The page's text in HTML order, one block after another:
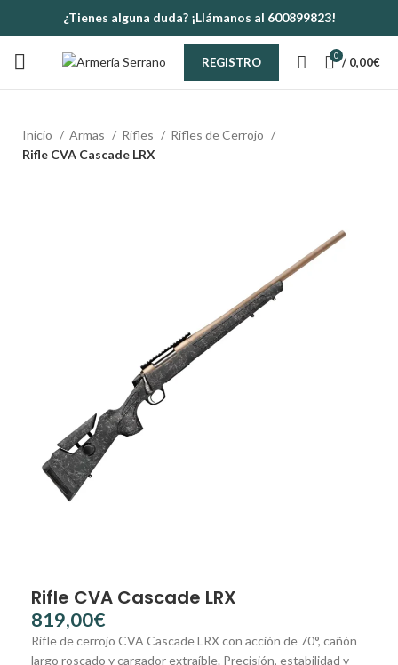
¿Tienes alguna duda? ¡Llámanos al 600899823!
REGISTRO 0 / 0,00€
Inicio Armas Rifles
Rifles de Cerrojo
Rifle CVA Cascade LRX
Rifle CVA Cascade LRX
€
Rifle de cerrojo CVA Cascade LRX con acción de 70°, cañón
largo roscado y cargador extraíble. Precisión, estabilidad y